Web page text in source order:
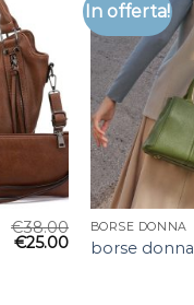
€38.00
€25.00
In offerta!
BORSE DONNA
borse donna